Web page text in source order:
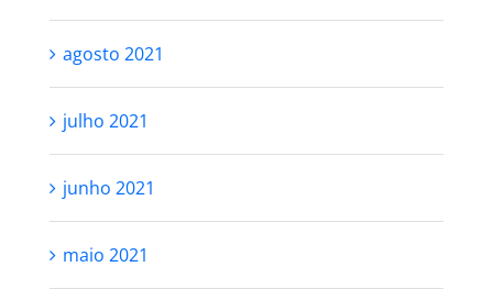
agosto 2021
julho 2021
junho 2021
maio 2021